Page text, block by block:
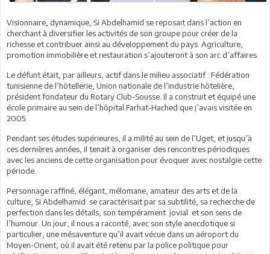
Visionnaire, dynamique, Si Abdelhamid se reposait dans l’action en
cherchant à diversifier les activités de son groupe pour créer de la
richesse et contribuer ainsi au développement du pays. Agriculture,
promotion immobilière et restauration s’ajouteront à son arc d’affaires.
Le défunt était, par ailleurs, actif dans le milieu associatif : Fédération
tunisienne de l’hôtellerie, Union nationale de l’industrie hôtelière,
président fondateur du Rotary Club-Sousse. Il a construit et équipé une
école primaire au sein de l’hôpital Farhat-Hached que j’avais visitée en
2005.
Pendant ses études supérieures, il a milité au sein de l’Uget, et jusqu’à
ces dernières années, il tenait à organiser des rencontres périodiques
avec les anciens de cette organisation pour évoquer avec nostalgie cette
période.
Personnage raffiné, élégant, mélomane, amateur des arts et de la
culture, Si Abdelhamid se caractérisait par sa subtilité, sa recherche de
perfection dans les détails, son tempérament jovial et son sens de
l’humour. Un jour, il nous a raconté, avec son style anecdotique si
particulier, une mésaventure qu’il avait vécue dans un aéroport du
Moyen-Orient, où il avait été retenu par la police politique pour